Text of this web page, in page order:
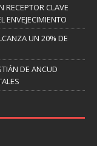
RECEPTOR CLAVE
ENVEJECIMIENTO
UN 20% DE
DE ANCUD